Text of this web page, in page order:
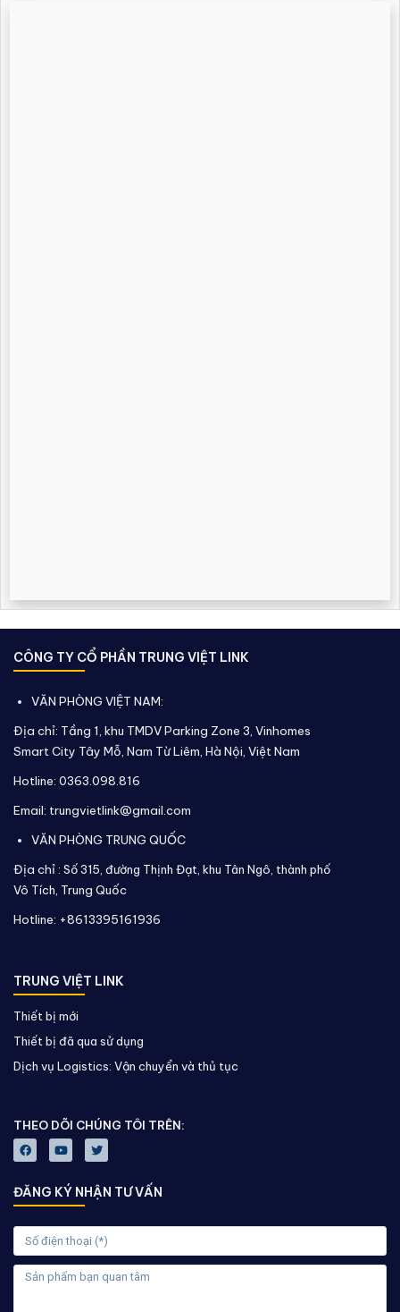
CÔNG TY CỔ PHẦN TRUNG VIỆT LINK
VĂN PHÒNG VIỆT NAM:
Địa chỉ: Tầng 1, khu TMDV Parking Zone 3, Vinhomes
Smart City Tây Mỗ, Nam Từ Liêm, Hà Nội, Việt Nam
Hotline: 0363.098.816
Email: trungvietlink@gmail.com
VĂN PHÒNG TRUNG QUỐC
Địa chỉ : Số 315, đường Thịnh Đạt, khu Tân Ngô, thành phố
Vô Tích, Trung Quốc
Hotline: +8613395161936
TRUNG VIỆT LINK
Thiết bị mới
Thiết bị đã qua sử dụng
Dịch vụ Logistics: Vận chuyển và thủ tục
THEO DÕI CHÚNG TÔI TRÊN:
ĐĂNG KÝ NHẬN TƯ VẤN